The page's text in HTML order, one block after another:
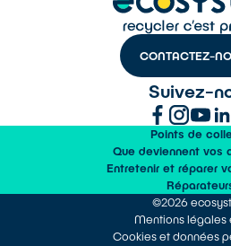
CONTACTEZ-
Suivez-
Points de
Que deviennent vos
Entretenir et réparer
©2026
Mentions légales
Cookies et données